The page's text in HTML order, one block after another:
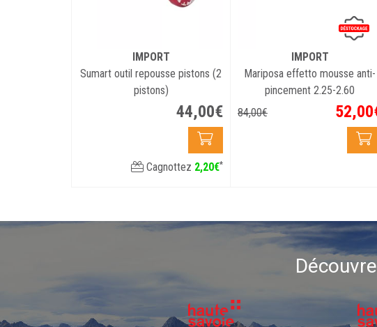
IMPORT
Sumart outil repousse pistons (2
pistons)
44,00€
Cagnottez 2,20€*
IMPORT
Mariposa effetto mousse anti-
pincement 2.25-2.60
84,00€ 52,00